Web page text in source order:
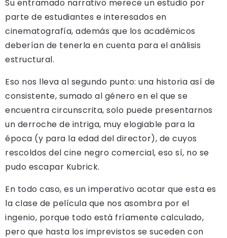
Su entramado narrativo merece un estudio por
parte de estudiantes e interesados en
cinematografía, además que los académicos
deberían de tenerla en cuenta para el análisis
estructural.
Eso nos lleva al segundo punto: una historia así de
consistente, sumado al género en el que se
encuentra circunscrita, solo puede presentarnos
un derroche de intriga, muy elogiable para la
época (y para la edad del director), de cuyos
rescoldos del cine negro comercial, eso sí, no se
pudo escapar Kubrick.
En todo caso, es un imperativo acotar que esta es
la clase de película que nos asombra por el
ingenio, porque todo está fríamente calculado,
pero que hasta los imprevistos se suceden con